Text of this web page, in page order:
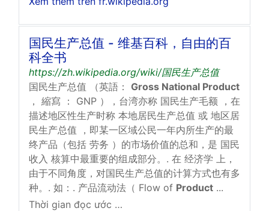
国民生产总值 - 维基百科，自由的百
科全书
https://zh.wikipedia.org/wiki/国民生产总值
国民生产总值 （英語： Gross National Product
， 縮寫 ： GNP ），台湾亦称 国民生产毛额 ，在
描述地区性生产时称 本地居民生产总值 或 地区居
民生产总值 ，即某一区域公民一年内所生产的最
终产品（包括 劳务 ）的市场价值的总和，是 国民
收入 核算中最重要的组成部分。. 在 经济学 上，
由于不同角度，对国民生产总值的计算方式也有多
种。. 如：. 产品流动法（ Flow of Product ...
Thời gian đọc ước tính: 1 phút